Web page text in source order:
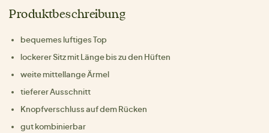
Produktbeschreibung
bequemes luftiges Top
lockerer Sitz mit Länge bis zu den Hüften
weite mittellange Ärmel
tieferer Ausschnitt
Knopfverschluss auf dem Rücken
gut kombinierbar